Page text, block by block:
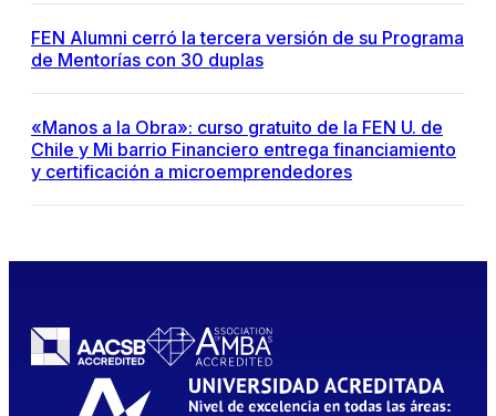
FEN Alumni cerró la tercera versión de su Programa
de Mentorías con 30 duplas
«Manos a la Obra»: curso gratuito de la FEN U. de
Chile y Mi barrio Financiero entrega financiamiento
y certificación a microemprendedores